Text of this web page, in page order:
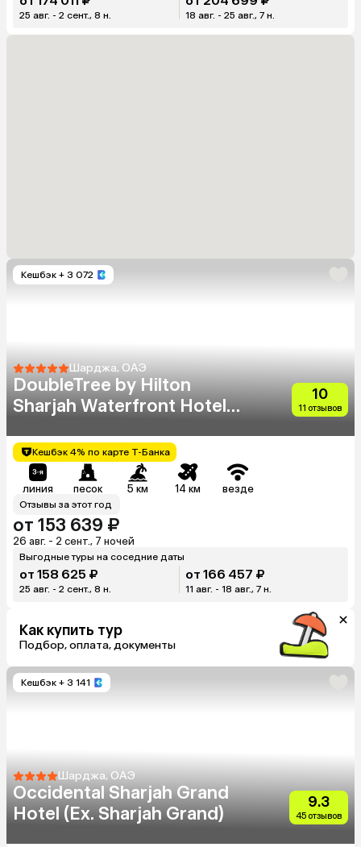
25 авг. - 2 сент., 8 н. 18 авг. - 25 авг., 7 н.
Кешбэк + 3 072
Шарджа, ОАЭ
DoubleTree by Hilton
Sharjah Waterfront Hotel
10
11 отзывов
Кешбэк 4% по карте Т-Банка
линия песок 5 км 14 км везде
Отзывы за этот год
от 153 639 ₽
26 авг. - 2 сент., 7 ночей
Выгодные туры на соседние даты
от 158 625 ₽
25 авг. - 2 сент., 8 н.
от 166 457 ₽
11 авг. - 18 авг., 7 н.
Как купить тур
Подбор, оплата, документы
Кешбэк + 3 141
Шарджа, ОАЭ
Occidental Sharjah Grand
Hotel (Ex. Sharjah Grand)
9.3
45 отзывов